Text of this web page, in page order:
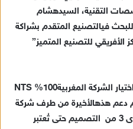
التقنية، السيدهشام
للبحث فيالتصنيع المتقدم بشراكة
الأفريقي للتصنيع المتميز”
اختيار الشركة المغربية100%
NTS
دعم هذهالأخيرة من طرف شركة
من التصميم حتى تعتبر